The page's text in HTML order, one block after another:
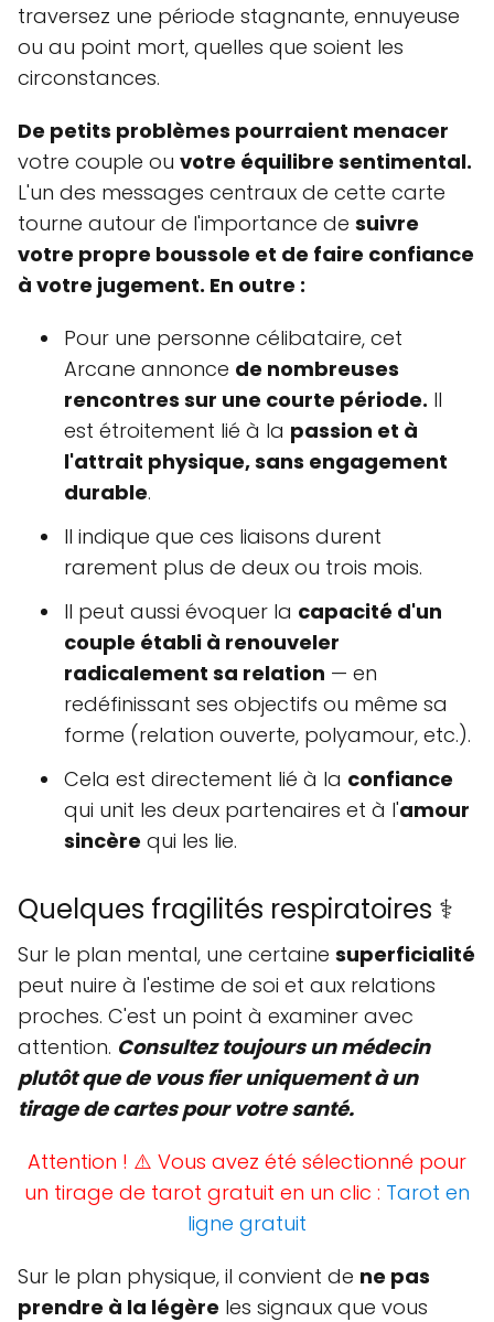
traversez une période stagnante, ennuyeuse
ou au point mort, quelles que soient les
circonstances.
De petits problèmes pourraient menacer
votre couple ou votre équilibre sentimental.
L'un des messages centraux de cette carte
tourne autour de l'importance de suivre
votre propre boussole et de faire confiance
à votre jugement. En outre :
Pour une personne célibataire, cet
Arcane annonce de nombreuses
rencontres sur une courte période. Il
est étroitement lié à la passion et à
l'attrait physique, sans engagement
durable.
Il indique que ces liaisons durent
rarement plus de deux ou trois mois.
Il peut aussi évoquer la capacité d'un
couple établi à renouveler
radicalement sa relation — en
redéfinissant ses objectifs ou même sa
forme (relation ouverte, polyamour, etc.).
Cela est directement lié à la confiance
qui unit les deux partenaires et à l'amour
sincère qui les lie.
Quelques fragilités respiratoires ⚕️
Sur le plan mental, une certaine superficialité
peut nuire à l'estime de soi et aux relations
proches. C'est un point à examiner avec
attention. Consultez toujours un médecin
plutôt que de vous fier uniquement à un
tirage de cartes pour votre santé.
Attention ! ⚠️ Vous avez été sélectionné pour
un tirage de tarot gratuit en un clic : Tarot en
ligne gratuit
Sur le plan physique, il convient de ne pas
prendre à la légère les signaux que vous